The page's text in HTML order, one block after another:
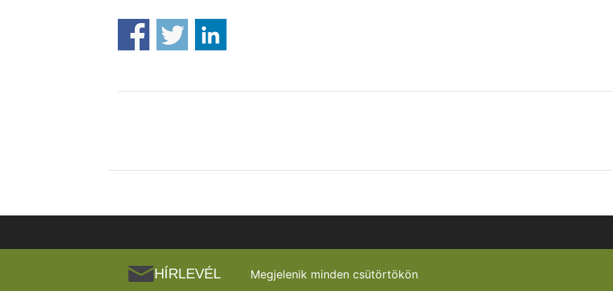
HÍRLEVÉL Megjelenik minden csütörtökön